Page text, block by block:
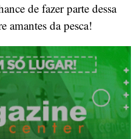
de fazer parte dessa
amantes da pesca!